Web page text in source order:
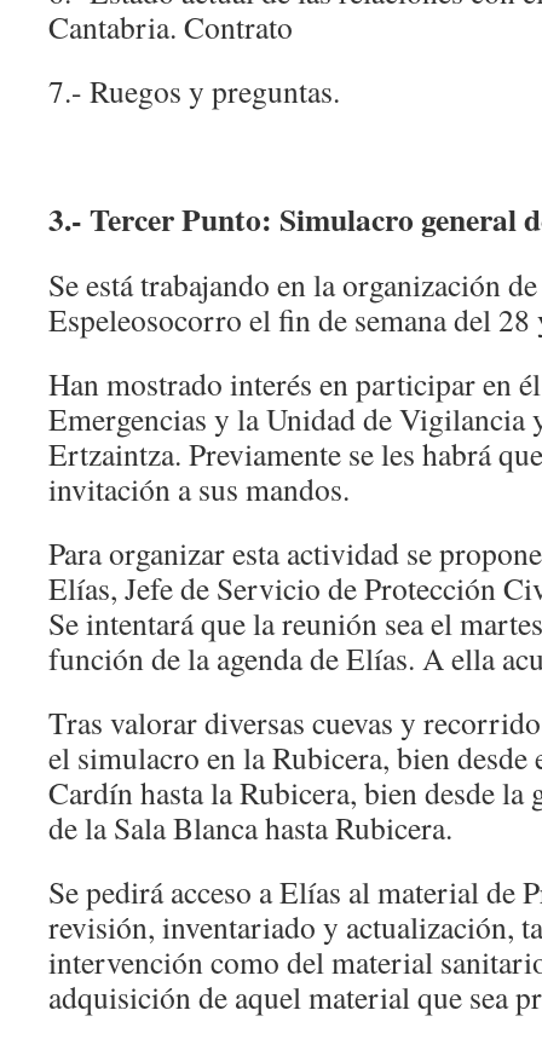
Cantabria. Contrato
7.- Ruegos y preguntas.
3.- Tercer Punto: Simulacro general
Se está trabajando en la organización
Espeleosocorro el fin de semana del
Han mostrado interés en participar en
Emergencias y la Unidad de Vigilancia
Ertzaintza. Previamente se les habrá
invitación a sus mandos.
Para organizar esta actividad se
Elías, Jefe de Servicio de Protección
Se intentará que la reunión sea el
función de la agenda de Elías. A ella
Tras valorar diversas cuevas y
el simulacro en la Rubicera, bien desde
Cardín hasta la Rubicera, bien desde la
de la Sala Blanca hasta Rubicera.
Se pedirá acceso a Elías al material de
revisión, inventariado y actualización,
intervención como del material
adquisición de aquel material que sea